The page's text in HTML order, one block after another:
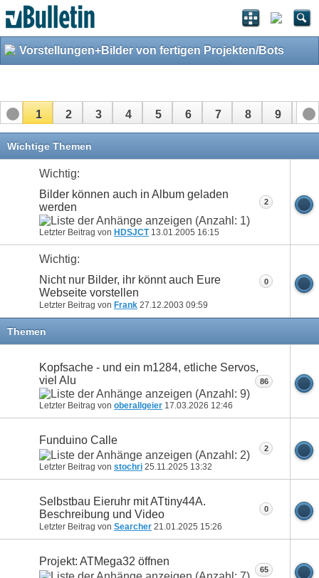
Vorstellungen+Bilder von fertigen Projekten/Bots
1 2 3 4 5 6 7 8 9 10
11 12
Wichtige Themen
Wichtig:
Bilder können auch in Album geladen
werden
Letzter Beitrag von HDSJCT13.01.2005 16:15
2
Wichtig:
Nicht nur Bilder, ihr könnt auch Eure
Webseite vorstellen
Letzter Beitrag von Frank 27.12.2003 09:59
0
Themen
Kopfsache - und ein m1284, etliche Servos,
viel Alu
Letzter Beitrag von oberallgeier 17.03.2026 12:46
86
Funduino Calle
Letzter Beitrag von stochri 25.11.2025 13:32
2
Selbstbau Eieruhr mit ATtiny44A.
Beschreibung und Video
Letzter Beitrag von Searcher 21.01.2025 15:26
0
Projekt: ATMega32 öffnen
65